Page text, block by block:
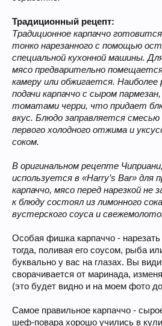
Традиционный рецепт:
Традиционное карпаччо
тонко нарезанного с помощью
специальной кухонной машины.
мясо предварительно
камеру или обжигается. Наиболее
подачи карпаччо с сыром
томатами черри, что придает
вкус. Блюдо заправляется смесью
первого холодного отжима и
соком.
В оригинальном рецепте
используется в «Harry’s Bar» для
карпаччо, мясо перед нарезкой не
к блюду состоял из лимонного
вустерского соуса и
Особая фишка карпаччо -
тогда, поливая его соусом, рыба
буквально у вас на глазах. Вы
сворачивается от маринада,
(это будет видно и на моем фото
Самое правильное карпаччо -
шеф-повара хорошо учились в